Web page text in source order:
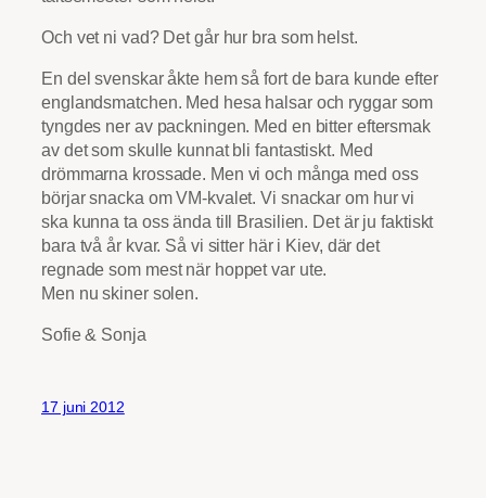
Och vet ni vad? Det går hur bra som helst.
En del svenskar åkte hem så fort de bara kunde efter
englandsmatchen. Med hesa halsar och ryggar som
tyngdes ner av packningen. Med en bitter eftersmak
av det som skulle kunnat bli fantastiskt. Med
drömmarna krossade. Men vi och många med oss
börjar snacka om VM-kvalet. Vi snackar om hur vi
ska kunna ta oss ända till Brasilien. Det är ju faktiskt
bara två år kvar. Så vi sitter här i Kiev, där det
regnade som mest när hoppet var ute.
Men nu skiner solen.
Sofie & Sonja
17 juni 2012